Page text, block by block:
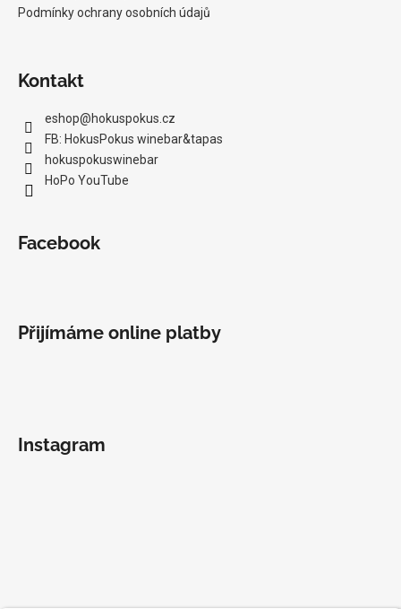
Podmínky ochrany osobních údajů
Kontakt
eshop@hokuspokus.cz
FB: HokusPokus winebar&tapas
hokuspokuswinebar
HoPo YouTube
Facebook
Přijímáme online platby
Instagram